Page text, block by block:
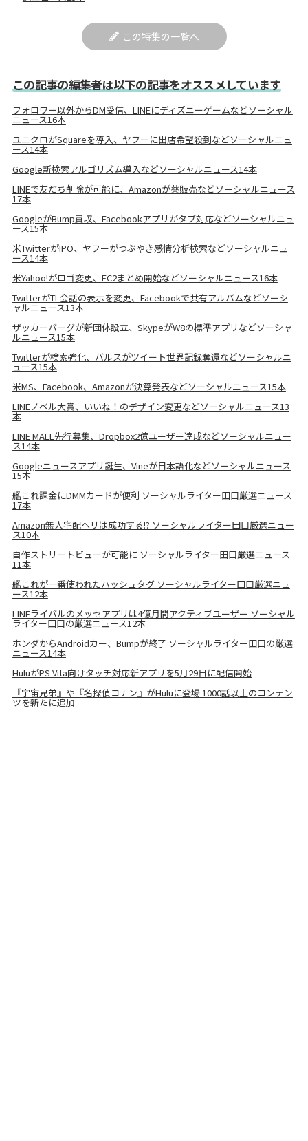
この特集の一覧へ
この記事の編集者は以下の記事をオススメしています
フォロワー以外からDM受信、LINEにディズニーゲームなどソーシャル
ニュース16本
ユニクロがSquareを導入、ヤフーに出店希望殺到などソーシャルニュ
ース14本
Google新検索アルゴリズム導入などソーシャルニュース14本
LINEで友だち削除が可能に、Amazonが薬販売などソーシャルニュース
17本
GoogleがBump買収、Facebookアプリがタブ対応などソーシャルニュ
ース15本
米TwitterがIPO、ヤフーがつぶやき感情分析検索などソーシャルニュ
ース14本
米Yahoo!がロゴ変更、FC2まとめ開始などソーシャルニュース16本
TwitterがTL会話の表示を変更、Facebookで共有アルバムなどソーシ
ャルニュース13本
ザッカーバーグが新団体設立、SkypeがW8の標準アプリなどソーシャ
ルニュース15本
Twitterが検索強化、バルスがツイート世界記録奪還などソーシャルニ
ュース15本
米MS、Facebook、Amazonが決算発表などソーシャルニュース15本
LINEノベル大賞、いいね！のデザイン変更などソーシャルニュース13
本
LINE MALL先行募集、Dropbox2億ユーザー達成などソーシャルニュー
ス14本
Googleニュースアプリ誕生、Vineが日本語化などソーシャルニュース
15本
艦これ課金にDMMカードが便利 ソーシャルライター田口厳選ニュース
17本
Amazon無人宅配ヘリは成功する!? ソーシャルライター田口厳選ニュー
ス10本
自作ストリートビューが可能に ソーシャルライター田口厳選ニュース
11本
艦これが一番使われたハッシュタグ ソーシャルライター田口厳選ニュ
ース12本
LINEライバルのメッセアプリは4億月間アクティブユーザー ソーシャル
ライター田口の厳選ニュース12本
ホンダからAndroidカー、Bumpが終了 ソーシャルライター田口の厳選
ニュース14本
HuluがPS Vita向けタッチ対応新アプリを5月29日に配信開始
『宇宙兄弟』や『名探偵コナン』がHuluに登場 1000話以上のコンテン
ツを新たに追加